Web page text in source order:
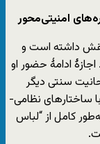
امنیتی‌محور
نقش داشته است و
ادامۀ حضور او
سنتی دیگر
ساختارهای نظامی-
کامل از “لباس